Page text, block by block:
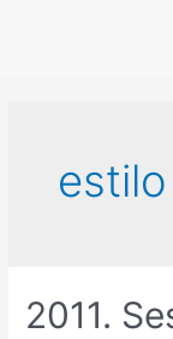
estilo
2011.